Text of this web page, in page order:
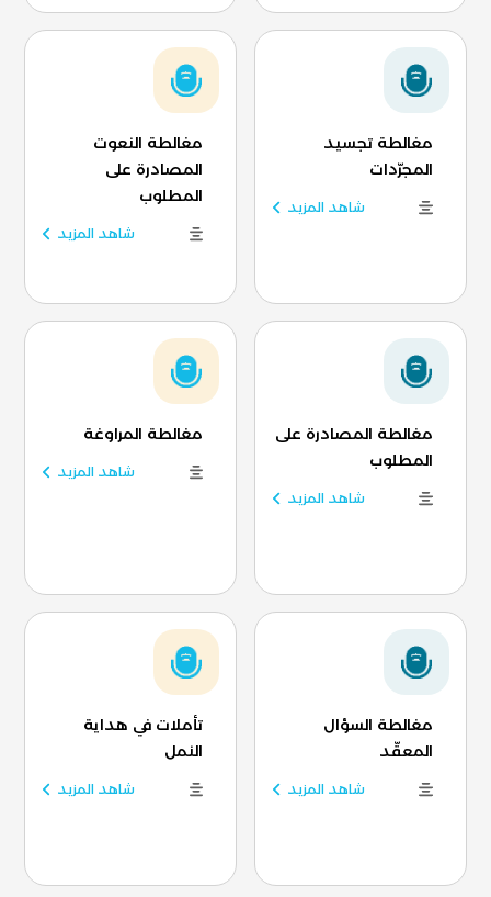
مغالطة تجسيد
المجرّدات
شاهد المزيد
مغالطة النعوت
المصادرة على
المطلوب
شاهد المزيد
مغالطة المصادرة على
المطلوب
شاهد المزيد
مغالطة المراوغة
شاهد المزيد
مغالطة السؤال
المعقّد
شاهد المزيد
تأملات في هداية
النمل
شاهد المزيد